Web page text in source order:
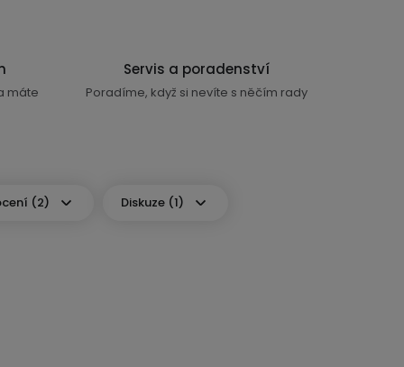
máte
Servis a poradenství
Poradíme, když si nevíte s něčím rady
(2) Diskuze (1)